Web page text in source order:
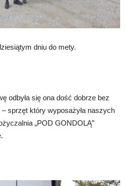
dniu do mety.
odbyła się ona dość dobrze bez
sprzęt który wyposażyła naszych
„POD GONDOLĄ”